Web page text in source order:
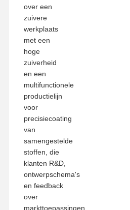
over een
zuivere
werkplaats
met een
hoge
zuiverheid
en een
multifunctionele
productielijn
voor
precisiecoating
van
samengestelde
stoffen, die
klanten R&D,
ontwerpschema's
en feedback
over
markttoepassingen